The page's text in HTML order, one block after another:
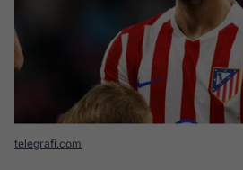
telegrafi.com